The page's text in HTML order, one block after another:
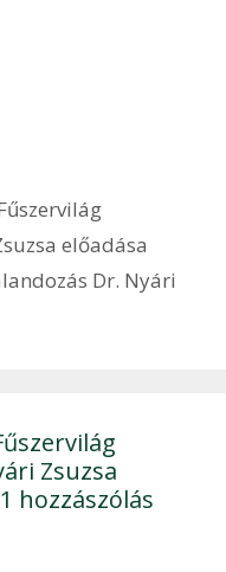
előadása
Dr. Nyári
Zsuzsa
hozzászólás